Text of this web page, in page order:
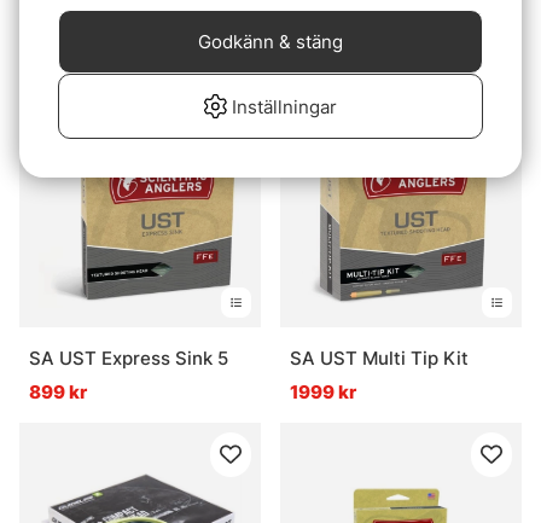
F/S2/S4
799 kr
SA UST Express Sink 5
899 kr
SA UST Multi Tip Kit
1999 kr
Inställningar
Godkänn & stäng